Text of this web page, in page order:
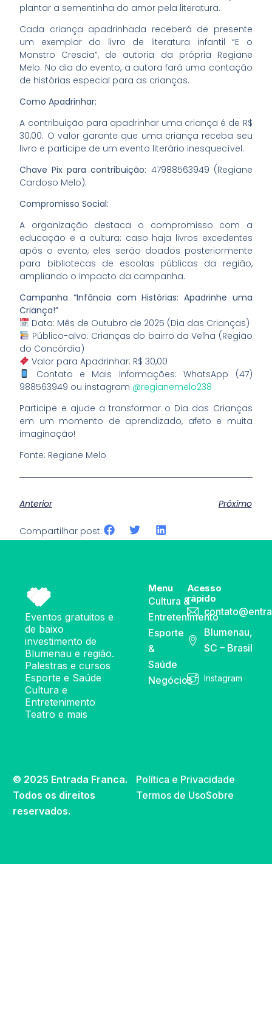
plantar a sementinha do amor pela literatura.
Cada criança apadrinhada receberá de presente
um exemplar do livro de literatura infantil “E o
Monstro Crescia”, de autoria da própria Regiane
Melo. No dia do evento, a autora fará uma contação
de histórias especial para as crianças.
Como Apadrinhar:
A contribuição para apadrinhar uma criança é de R$
30,00. O valor garante que uma criança receba seu
livro e participe de um evento literário inesquecível.
Chave Pix para contribuição: 47988563949 (Regiane
Cardoso Melo).
Compromisso Social:
A organização destaca o compromisso com a
educação e a cultura: caso haja livros excedentes
após o evento, eles serão doados posteriormente
para bibliotecas de escolas públicas da região,
ampliando o impacto da campanha.
Campanha “Infância com Histórias: Apadrinhe uma
Criança!”
Data: Mês de Outubro de 2025 (Dia das Crianças)
Público-alvo: Crianças do bairro da Velha (Região
do Concórdia)
Valor para Apadrinhar: R$ 30,00
Contato e Mais Informações: WhatsApp (47)
988563949 ou instagram @regianemelo238
Participe e ajude a transformar o Dia das Crianças
em um momento de aprendizado, afeto e muita
imaginação!
Fonte: Regiane Melo
Anterior Próximo
Compartilhar post:
Eventos gratuitos e
de baixo
investimento de
Blumenau e região.
Palestras e cursos
Esporte e Saúde
Cultura e
Entretenimento
Teatro e mais
Menu
Cultura &
Entretenimento
Esporte
&
Saúde
Negócios
Acesso
rápido
Blumenau,
SC – Brasil
Instagram
© 2025 Entrada Franca.
Todos os direitos
reservados.
Política e Privacidade
Termos de UsoSobre